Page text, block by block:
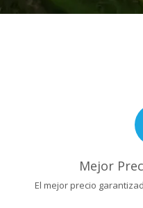
Mejor
El mejor precio